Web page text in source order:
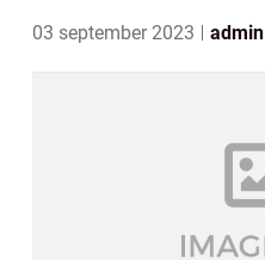
03 september 2023 admin